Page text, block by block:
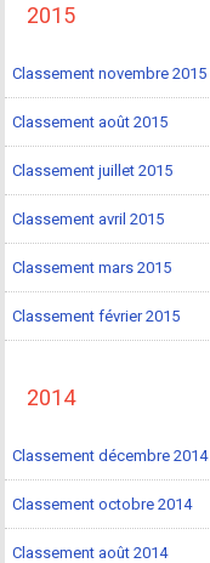
2015
Classement novembre 2015
Classement août 2015
Classement juillet 2015
Classement avril 2015
Classement mars 2015
Classement février 2015
2014
Classement décembre 2014
Classement octobre 2014
Classement août 2014